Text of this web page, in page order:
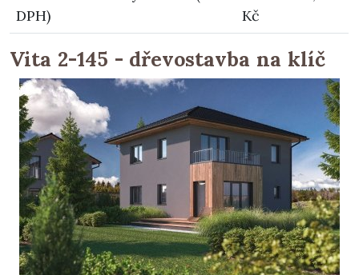
DPH)
Kč
Vita 2-145 - dřevostavba na klíč